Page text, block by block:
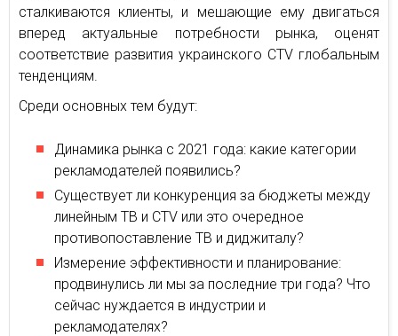
сталкиваются клиенты, и мешающие ему двигаться
вперед актуальные потребности рынка, оценят
соответствие развития украинского CTV глобальным
тенденциям.
Среди основных тем будут:
Динамика рынка с 2021 года: какие категории
рекламодателей появились?
Существует ли конкуренция за бюджеты между
линейным ТВ и CTV или это очередное
противопоставление ТВ и диджиталу?
Измерение эффективности и планирование:
продвинулись ли мы за последние три года? Что
сейчас нуждается в индустрии и
рекламодателях?